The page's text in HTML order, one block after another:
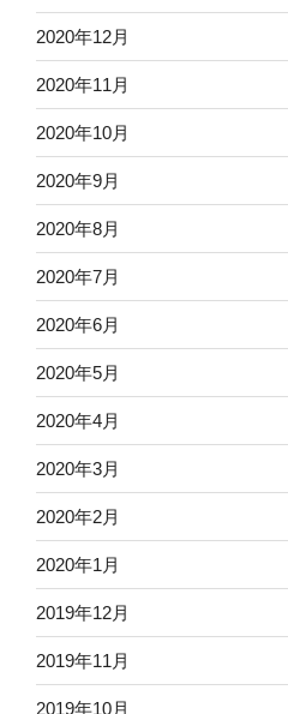
2020年12月
2020年11月
2020年10月
2020年9月
2020年8月
2020年7月
2020年6月
2020年5月
2020年4月
2020年3月
2020年2月
2020年1月
2019年12月
2019年11月
2019年10月